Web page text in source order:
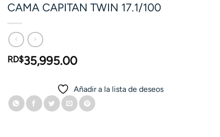
CAMA CAPITAN TWIN 17.1/100
RD$35,995.00
Añadir a la lista de deseos